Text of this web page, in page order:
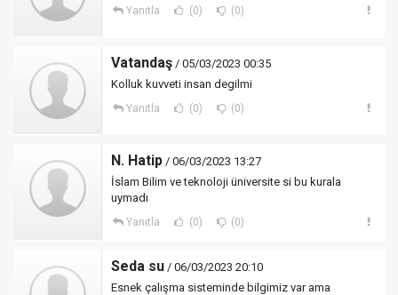
Yanıtla (0) (0)
Vatandaş / 05/03/2023 00:35
Kolluk kuvveti insan degilmi
Yanıtla (0) (0)
N. Hatip / 06/03/2023 13:27
İslam Bilim ve teknoloji üniversite si bu kurala
uymadı
Yanıtla (0) (0)
Seda su / 06/03/2023 20:10
Esnek çalışma sisteminde bilgimiz var ama